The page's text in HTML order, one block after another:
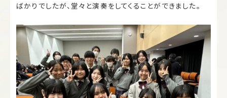
ばかりでしたが、堂々と演奏をしてくることができました。